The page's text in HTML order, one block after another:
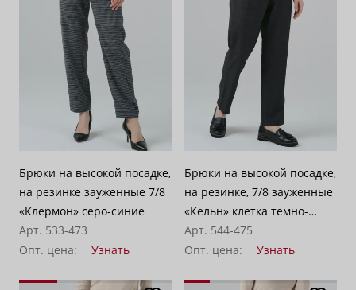
Брюки на высокой посадке,
на резинке зауженные 7/8
«Клермон» серо-синие
Арт. 533-473
Опт. цена:
Узнать
Брюки на высокой посадке,
на резинке, 7/8 зауженные
«Кельн» клетка темно-
серая с синим
Арт. 544-475
Опт. цена:
Узнать